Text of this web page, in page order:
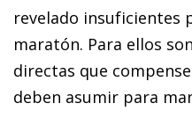
revelado insuficientes
maratón. Para ellos
directas que
deben asumir para